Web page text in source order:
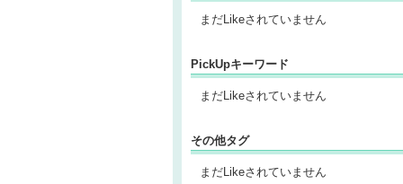
まだLikeされていません
PickUpキーワード
まだLikeされていません
その他タグ
まだLikeされていません